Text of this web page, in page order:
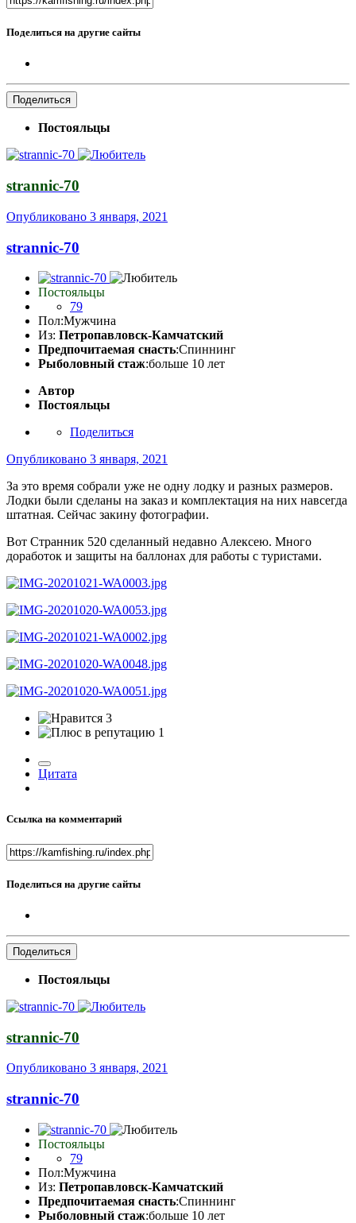
Поделиться на другие сайты
Поделиться
Постояльцы
strannic-70
Опубликовано 3 января, 2021
strannic-70
Постояльцы
79
Пол:Мужчина
Из: Петропавловск-Камчатский
Предпочитаемая снасть:Спиннинг
Рыболовный стаж:больше 10 лет
Автор
Постояльцы
Поделиться
Опубликовано 3 января, 2021
За это время собрали уже не одну лодку и разных размеров.
Лодки были сделаны на заказ и комплектация на них навсегда
штатная. Сейчас закину фотографии.
Вот Странник 520 сделанный недавно Алексею. Много
доработок и защиты на баллонах для работы с туристами.
3
1
Цитата
Ссылка на комментарий
Поделиться на другие сайты
Поделиться
Постояльцы
strannic-70
Опубликовано 3 января, 2021
strannic-70
Постояльцы
79
Пол:Мужчина
Из: Петропавловск-Камчатский
Предпочитаемая снасть:Спиннинг
Рыболовный стаж:больше 10 лет